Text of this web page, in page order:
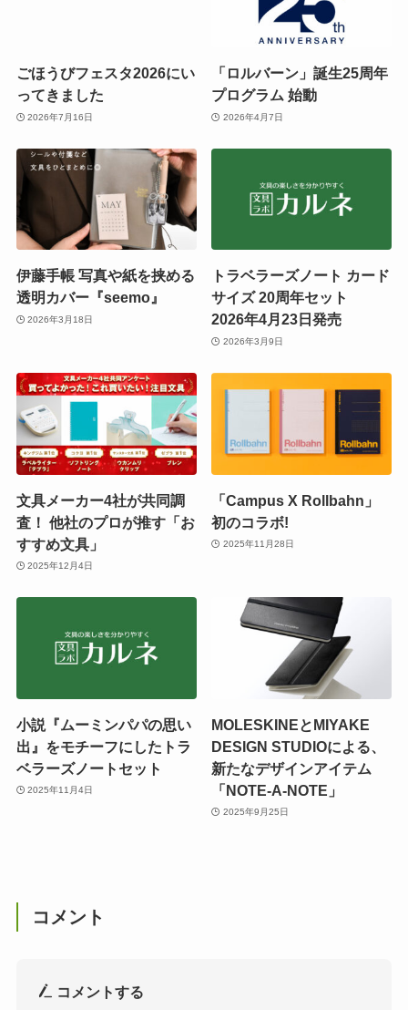
ごほうびフェスタ2026にい
ってきました
2026年7月16日
「ロルバーン」誕生25周年
プログラム 始動
2026年4月7日
伊藤手帳 写真や紙を挟める
透明カバー『seemo』
2026年3月18日
トラベラーズノート カード
サイズ 20周年セット
2026年4月23日発売
2026年3月9日
文具メーカー4社が共同調
査！ 他社のプロが推す「お
すすめ文具」
2025年12月4日
「Campus X Rollbahn」
初のコラボ!
2025年11月28日
小説『ムーミンパパの思い
出』をモチーフにしたトラ
ベラーズノートセット
2025年11月4日
MOLESKINEとMIYAKE
DESIGN STUDIOによる、
新たなデザインアイテム
「NOTE-A-NOTE」
2025年9月25日
コメント
コメントする